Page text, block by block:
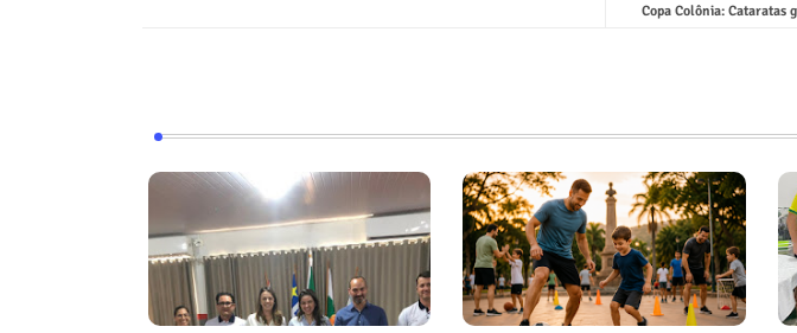
Copa Colônia: Cataratas